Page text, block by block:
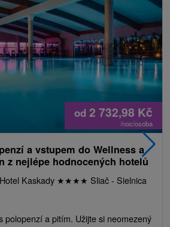
od 2 732,98 Kč
/noc/osoba
a vstupem do Wellness a
z nejlépe hodnocených hotelů
Kaskady ★★★★ Sliač - Sielnica
polopenzí a pitím. Užijte si neomezený